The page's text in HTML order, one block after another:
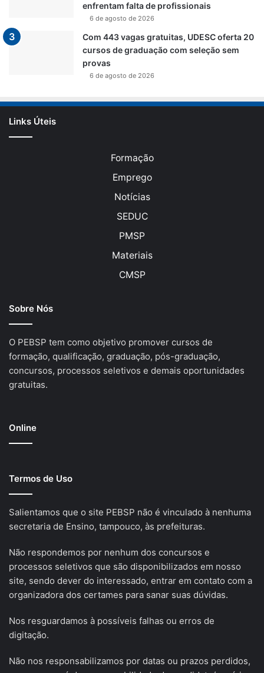
enfrentam falta de profissionais
6 de agosto de 2026
Com 443 vagas gratuitas, UDESC oferta 20
cursos de graduação com seleção sem
provas
6 de agosto de 2026
Links Úteis
Formação
Emprego
Notícias
SEDUC
PMSP
Materiais
CMSP
Sobre Nós
O PEBSP tem como objetivo promover cursos de
formação, qualificação, graduação, pós-graduação,
concursos, processos seletivos e demais oportunidades
gratuitas.
Online
Termos de Uso
Salientamos que o site PEBSP não é vinculado à nenhuma
secretaria de Ensino, tampouco, às prefeituras.
Não respondemos por nenhum dos concursos e
processos seletivos que são disponibilizados em nosso
site, sendo dever do interessado, entrar em contato com a
organizadora dos certames para sanar suas dúvidas.
Nos resguardamos à possíveis falhas ou erros de
digitação.
Não nos responsabilizamos por datas ou prazos perdidos,